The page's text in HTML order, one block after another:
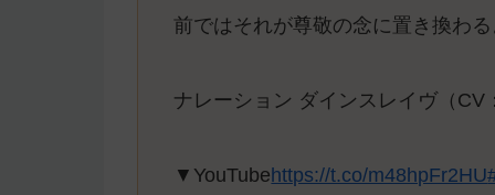
前ではそれが尊敬の念に置き換わ
ナレーション ダインスレイヴ（CV
▼YouTubehttps://t.co/m48hpFr2HU